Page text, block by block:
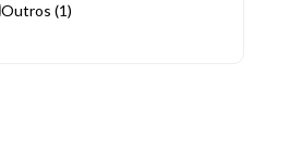
Outros (1)